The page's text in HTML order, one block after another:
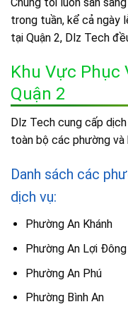
trong tuần, kể cả ngày
tại Quận 2, Dlz Tech
Khu Vực Phục
Quận 2
Dlz Tech cung cấp
toàn bộ các phường và
Danh sách các
dịch vụ:
Phường An Khánh
Phường An Lợi Đông
Phường An Phú
Phường Bình An